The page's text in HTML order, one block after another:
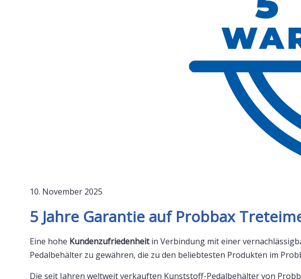
10. November 2025
5 Jahre Garantie auf Probbax
Eine hohe Kundenzufriedenheitin Verbindung mit einer
Pedalbehälter zu gewähren, die zu den beliebtesten Produkten im
Die seit Jahren weltweit verkauften Kunststoff-Pedalbehälter von